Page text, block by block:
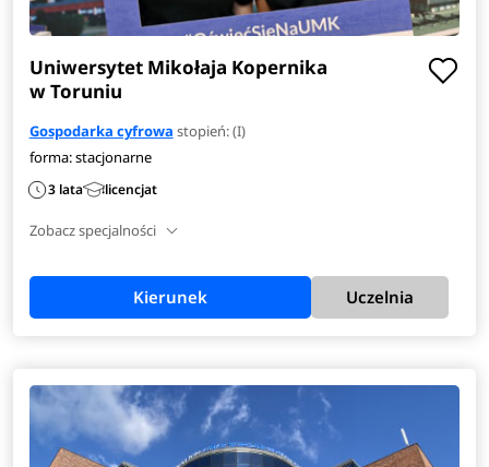
Uniwersytet Mikołaja Kopernika
w Toruniu
Gospodarka cyfrowa stopień: (I)
forma: stacjonarne
3 lata licencjat
Zobacz specjalności
Kierunek Uczelnia